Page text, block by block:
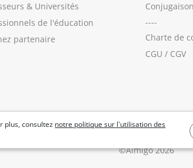
plus, consultez notre politique sur l'utilisation des
& Universités
de l'éducation
partenaire
----
Charte de
CGU / CGV
©Aimigo 2026